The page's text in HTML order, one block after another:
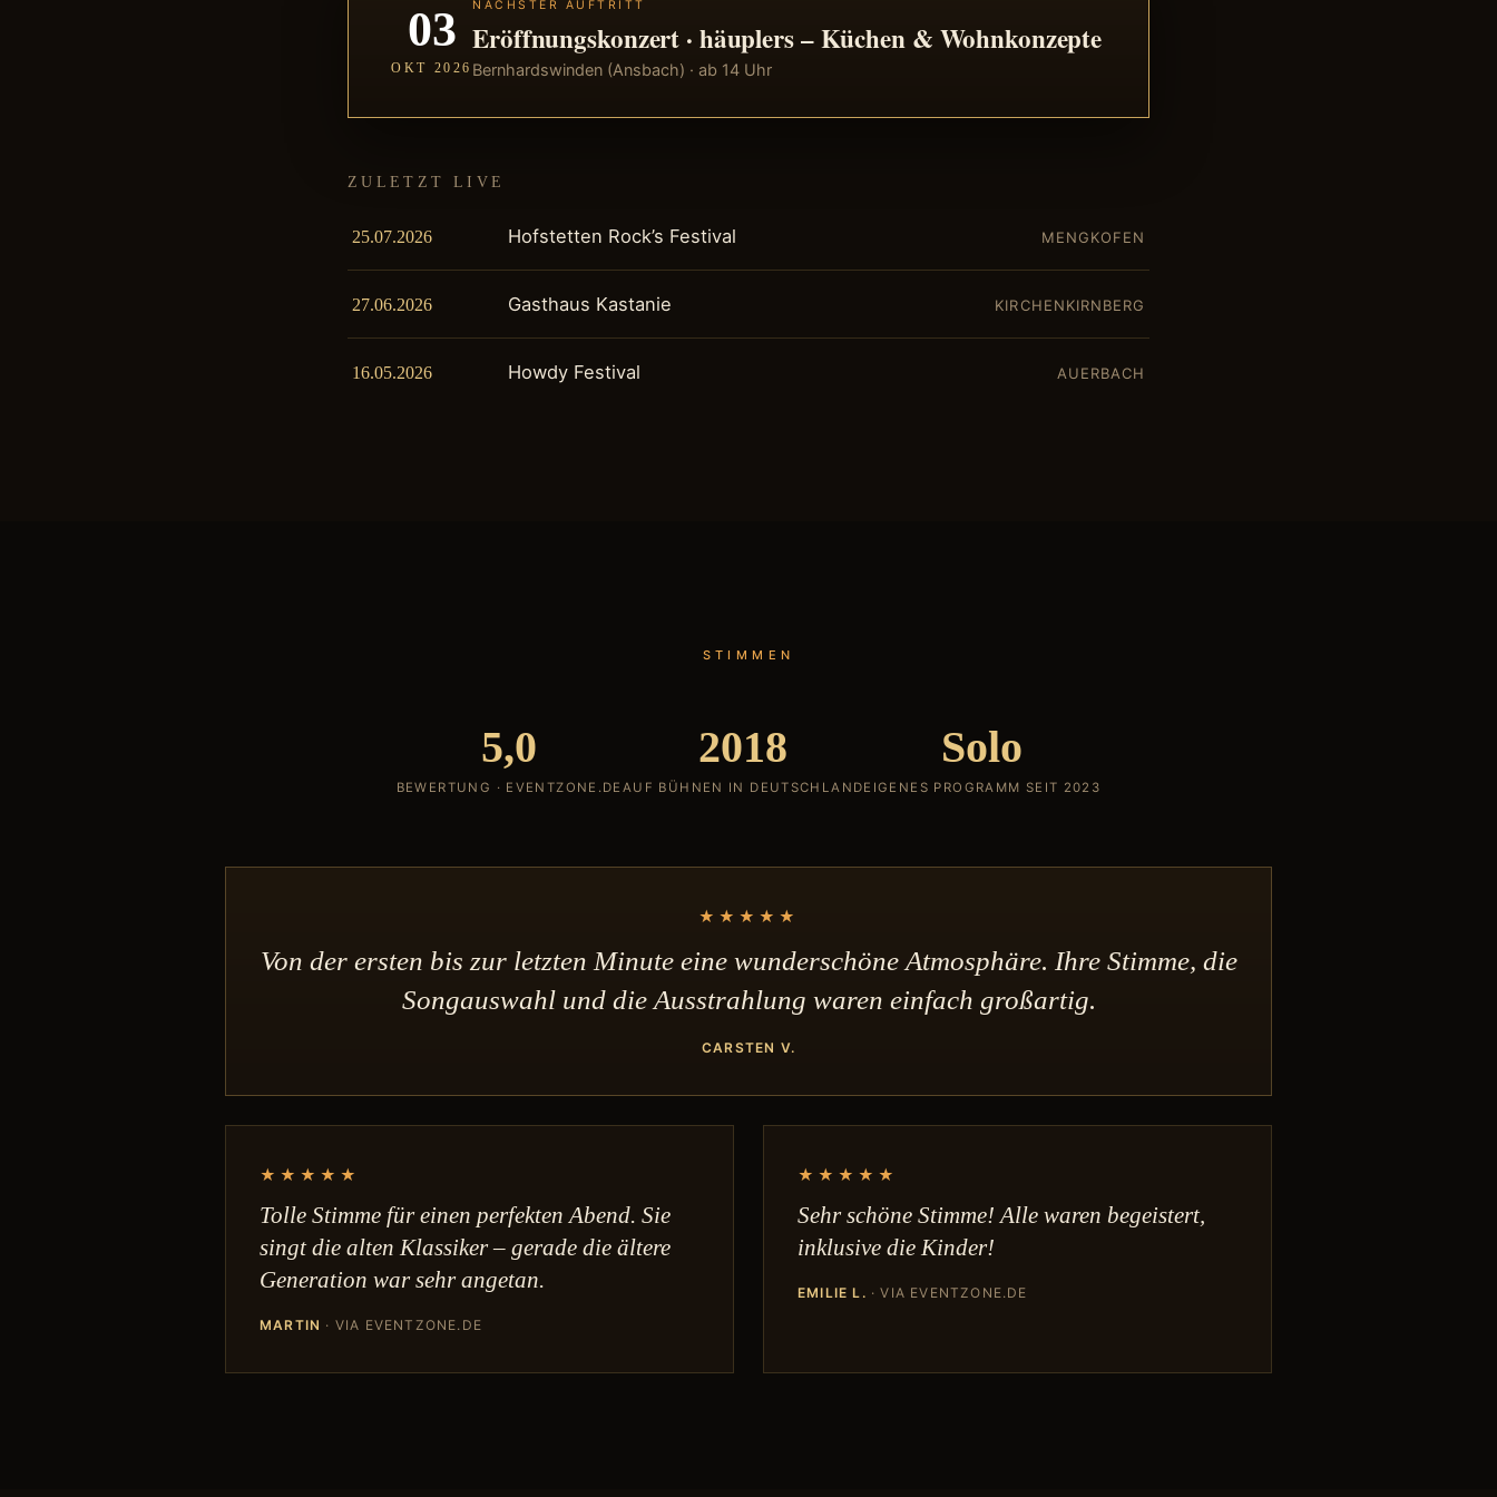
03
OKT 2026
NÄCHSTER AUFTRITT
Eröffnungskonzert · häuplers – Küchen & Wohnkonzepte
Bernhardswinden (Ansbach) · ab 14 Uhr
ZULETZT LIVE
25.07.2026 Hofstetten Rock’s Festival MENGKOFEN
27.06.2026 Gasthaus Kastanie KIRCHENKIRNBERG
16.05.2026 Howdy Festival AUERBACH
STIMMEN
5,0
BEWERTUNG · EVENTZONE.DE
2018
AUF BÜHNEN IN DEUTSCHLAND
Solo
EIGENES PROGRAMM SEIT 2023
★★★★★
Von der ersten bis zur letzten Minute eine wunderschöne Atmosphäre. Ihre Stimme, die
Songauswahl und die Ausstrahlung waren einfach großartig.
CARSTEN V.
★★★★★
Tolle Stimme für einen perfekten Abend. Sie
singt die alten Klassiker – gerade die ältere
Generation war sehr angetan.
MARTIN · VIA EVENTZONE.DE
★★★★★
Sehr schöne Stimme! Alle waren begeistert,
inklusive die Kinder!
EMILIE L. · VIA EVENTZONE.DE